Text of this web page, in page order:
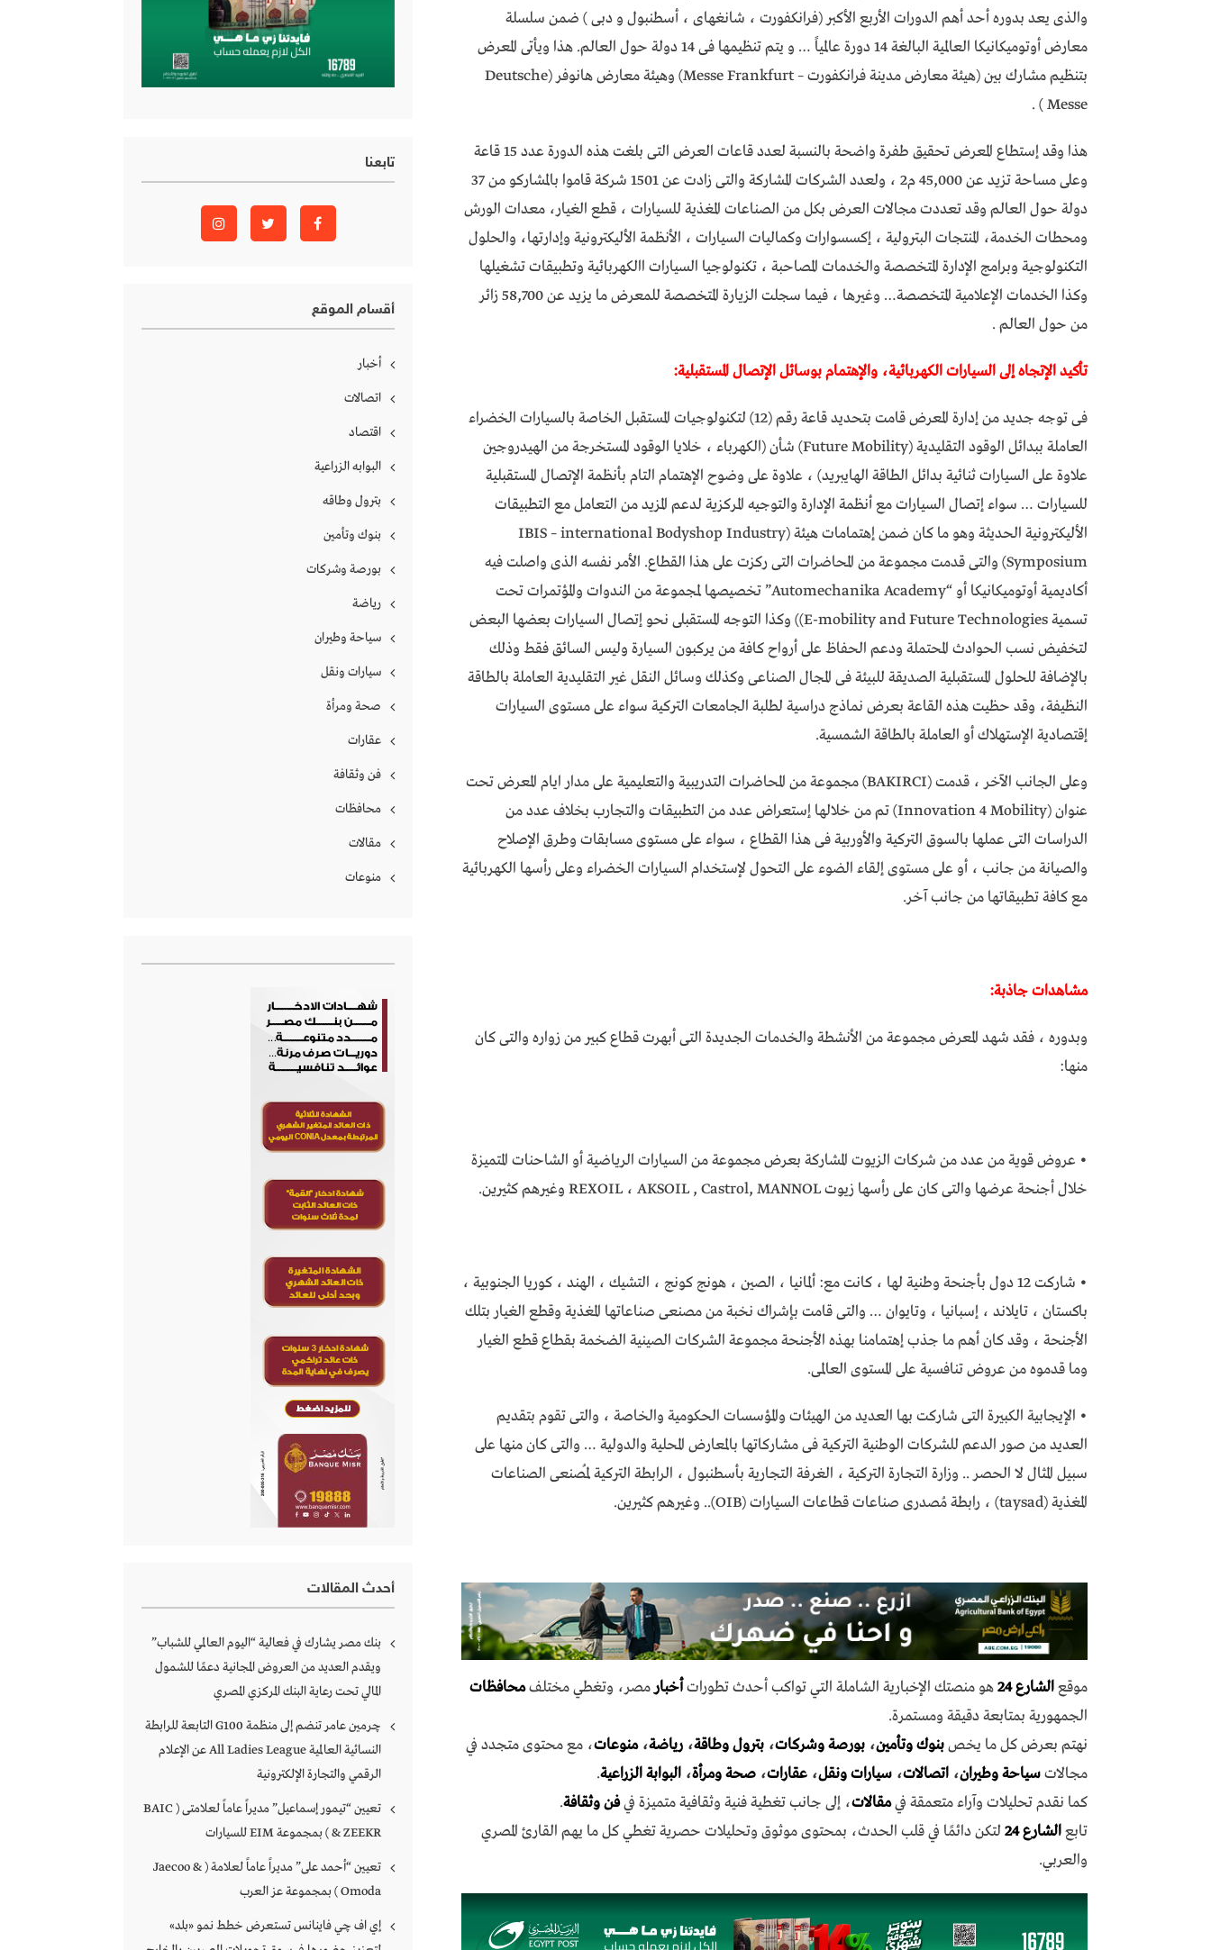
والذى يعد بدوره أحد أهم الدورات الأربع الأكبر (فرانكفورت ، شانغهاى ، أسطنبول و دبى ) ضمن سلسلة
معارض أوتوميكانيكا العالمية البالغة 14 دورة عالمياً … و يتم تنظيمها فى 14 دولة حول العالم. هذا ويأتى المعرض
بتنظيم مشارك بين (هيئة معارض مدينة فرانكفورت – Messe Frankfurt) وهيئة معارض هانوفر (Deutsche
Messe ) .
هذا وقد إستطاع المعرض تحقيق طفرة واضحة بالنسبة لعدد قاعات العرض التى بلغت هذه الدورة عدد 15 قاعة
وعلى مساحة تزيد عن 45,000 م2 ، ولعدد الشركات المشاركة والتى زادت عن 1501 شركة قاموا بالمشاركو من 37
دولة حول العالم وقد تعددت مجالات العرض بكل من الصناعات المغذية للسيارات ، قطع الغيار، معدات الورش
ومحطات الخدمة، المنتجات البترولية ، إكسسوارات وكماليات السيارات ، الأنظمة الأليكترونية وإدارتها، والحلول
التكنولوجية وبرامج الإدارة المتخصصة والخدمات المصاحبة ، تكنولوجيا السيارات االكهربائية وتطبيقات تشغيلها
وكذا الخدمات الإعلامية المتخصصة… وغيرها ، فيما سجلت الزيارة المتخصصة للمعرض ما يزيد عن 58,700 زائر
من حول العالم .
تأكيد الإتجاه إلى السيارات الكهربائية، والإهتمام بوسائل الإتصال المستقبلية:
فى توجه جديد من إدارة المعرض قامت بتحديد قاعة رقم (12) لتكنولوجيات المستقبل الخاصة بالسيارات الخضراء
العاملة ببدائل الوقود التقليدية (Future Mobility) شأن (الكهرباء ، خلايا الوقود المستخرجة من الهيدروجين
علاوة على السيارات ثنائية بدائل الطاقة الهايبريد) ، علاوة على وضوح الإهتمام التام بأنظمة الإتصال المستقبلية
للسيارات … سواء إتصال السيارات مع أنظمة الإدارة والتوجيه المركزية لدعم المزيد من التعامل مع التطبيقات
الأليكترونية الحديثة وهو ما كان ضمن إهتمامات هيئة (IBIS – international Bodyshop Industry
Symposium) والتى قدمت مجموعة من المحاضرات التى ركزت على هذا القطاع. الأمر نفسه الذى واصلت فيه
أكاديمية أوتوميكانيكا أو “Automechanika Academy” تخصيصها لمجموعة من الندوات والمؤتمرات تحت
تسمية E-mobility and Future Technologies)) وكذا التوجه المستقبلى نحو إتصال السيارات بعضها البعض
لتخفيض نسب الحوادث المحتملة ودعم الحفاظ على أرواح كافة من يركبون السيارة وليس السائق فقط وذلك
بالإضافة للحلول المستقبلية الصديقة للبيئة فى المجال الصناعى وكذلك وسائل النقل غير التقليدية العاملة بالطاقة
النظيفة، وقد حظيت هذه القاعة بعرض نماذج دراسية لطلبة الجامعات التركية سواء على مستوى السيارات
إقتصادية الإستهلاك أو العاملة بالطاقة الشمسية.
وعلى الجانب الآخر ، قدمت (BAKIRCI) مجموعة من المحاضرات التدريبية والتعليمية على مدار ايام المعرض تحت
عنوان (Innovation 4 Mobility) تم من خلالها إستعراض عدد من التطبيقات والتجارب بخلاف عدد من
الدراسات التى عملها بالسوق التركية والأوربية فى هذا القطاع ، سواء على مستوى مسابقات وطرق الإصلاح
والصيانة من جانب ، أو على مستوى إلقاء الضوء على التحول لإستخدام السيارات الخضراء وعلى رأسها الكهربائية
مع كافة تطبيقاتها من جانب آخر.
مشاهدات جاذبة:
وبدوره ، فقد شهد المعرض مجموعة من الأنشطة والخدمات الجديدة التى أبهرت قطاع كبير من زواره والتى كان
منها:
• عروض قوية من عدد من شركات الزيوت المشاركة بعرض مجموعة من السيارات الرياضية أو الشاحنات المتميزة
خلال أجنحة عرضها والتى كان على رأسها زيوت REXOIL ، AKSOIL , Castrol, MANNOL وغيرهم كثيرين.
• شاركت 12 دول بأجنحة وطنية لها ، كانت مع: ألمانيا ، الصين ، هونج كونج ، التشيك ، الهند ، كوريا الجنوبية ،
باكستان ، تايلاند ، إسبانيا ، وتايوان … والتى قامت بإشراك نخبة من مصنعى صناعاتها المغذية وقطع الغيار بتلك
الأجنحة ، وقد كان أهم ما جذب إهتمامنا بهذه الأجنحة مجموعة الشركات الصينية الضخمة بقطاع قطع الغيار
وما قدموه من عروض تنافسية على المستوى العالمى.
• الإيجابية الكبيرة التى شاركت بها العديد من الهيئات والمؤسسات الحكومية والخاصة ، والتى تقوم بتقديم
العديد من صور الدعم للشركات الوطنية التركية فى مشاركاتها بالمعارض المحلية والدولية … والتى كان منها على
سبيل المثال لا الحصر .. وزارة التجارة التركية ، الغرفة التجارية بأسطنبول ، الرابطة التركية لمُصنعى الصناعات
المغذية (taysad) ، رابطة مُصدرى صناعات قطاعات السيارات (OIB).. وغيرهم كثيرين.
موقعالشارع 24 هو منصتك الإخبارية الشاملة التي تواكب أحدث تطوراتأخبار مصر، وتغطي مختلفمحافظات
الجمهورية بمتابعة دقيقة ومستمرة.
نهتم بعرض كل ما يخصبنوك وتأمين، بورصة وشركات، بترول وطاقة، رياضة،منوعات، مع محتوى متجدد في
مجالاتسياحة وطيران، اتصالات، سيارات ونقل، عقارات، صحة ومرأة، البوابة الزراعية.
كما نقدم تحليلات وآراء متعمقة فيمقالات، إلى جانب تغطية فنية وثقافية متميزة فيفن وثقافة.
تابعالشارع 24
لتكن دائمًا في قلب الحدث، بمحتوى موثوق وتحليلات حصرية تغطي كل ما يهم القارئ المصري
والعربي.
تابعنا
أقسام الموقع
أخبار
اتصالات
اقتصاد
البوابه الزراعية
بترول وطاقه
بنوك وتأمين
بورصة وشركات
رياضة
سياحة وطيران
سيارات ونقل
صحة ومرأة
عقارات
فن وثقافة
محافظات
مقالات
منوعات
أحدث المقالات
بنك مصر يشارك في فعالية “اليوم العالمي للشباب”
ويقدم العديد من العروض المجانية دعمًا للشمول
المالي تحت رعاية البنك المركزي المصري
چرمين عامر تنضم إلى منظمة G100 التابعة للرابطة
النسائية العالمية All Ladies League عن الإعلام
الرقمي والتجارة الإلكترونية
تعيين “تيمور إسماعيل” مديراً عاماً لعلامتى ( BAIC
& ZEEKR ) بمجموعة EIM للسيارات
تعيين “أحمد على” مديراً عاماً لعلامة ( Jaecoo &
Omoda ) بمجموعة عز العرب
إي اف چي فاينانس تستعرض خطط نمو «بلد»